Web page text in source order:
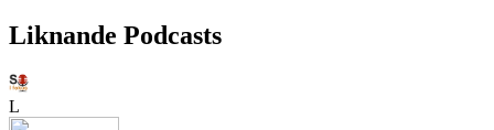
Liknande Podcasts
L